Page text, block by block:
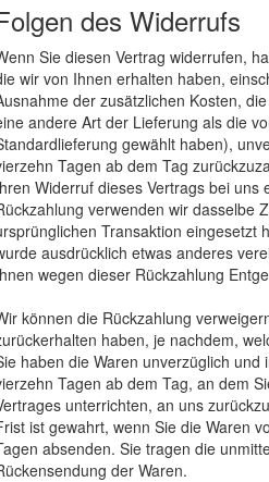
des Widerrufs
Sie diesen Vertrag widerrufen,
wir von Ihnen erhalten haben,
der zusätzlichen Kosten,
andere Art der Lieferung als die
gewählt haben),
Tagen ab dem Tag
Widerruf dieses Vertrags bei uns
verwenden wir dasselbe
Transaktion eingesetzt
ausdrücklich etwas anderes
wegen dieser Rückzahlung
können die Rückzahlung
haben, je nachdem,
haben die Waren unverzüglich
Tagen ab dem Tag, an dem
unterrichten, an uns
ist gewahrt, wenn Sie die Waren
absenden. Sie tragen die
der Waren.